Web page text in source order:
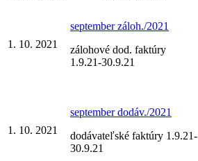
1. 10. 2021
september záloh./2021
zálohové dod. faktúry
1.9.21-30.9.21
1. 10. 2021
september dodáv./2021
dodávateľské faktúry 1.9.21-
30.9.21